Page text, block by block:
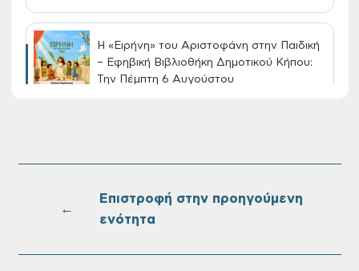
Η «Ειρήνη» του Αριστοφάνη στην Παιδική
– Εφηβική Βιβλιοθήκη Δημοτικού Κήπου:
Την Πέμπτη 6 Αυγούστου
Πλαστήρα της Δ.Κ. Τσικαλαριών
Πίνακες Κατάταξης & Βαθμολογίας,
πίνακες της προκήρυξης ΣΟΧ 3/2026 του
←
Επιστροφή στην προηγούμενη
ενότητα